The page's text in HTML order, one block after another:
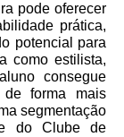
pode oferecer
prática,
potencial para
como estilista,
consegue
de forma mais
segmentação
do Clube de